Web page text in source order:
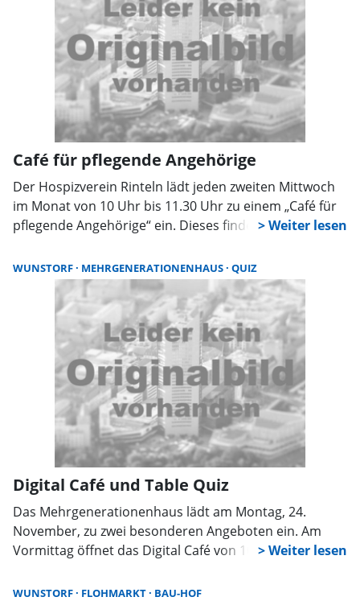
Café für pflegende Angehörige
Der Hospizverein Rinteln lädt jeden zweiten Mittwoch
im Monat von 10 Uhr bis 11.30 Uhr zu einem „Café für
pflegende Angehörige“ ein. Dieses findet in
Möglichkeit, sich in entspannter Atmosphäre
auszutauschen, neue Kontakte zu knüpfen und
durchzuatmen. Kontakt zu den Koordinatorinnen:
0178/1657501 oder buero@hospizverein-rinteln.de.
WUNSTORF MEHRGENERATIONENHAUS QUIZ
Digital Café und Table Quiz
Das Mehrgenerationenhaus lädt am Montag, 24.
November, zu zwei besonderen Angeboten ein. Am
Vormittag öffnet das Digital Café von 10 bis 12 Uhr
ihres Smartphones kennenlernen und sich mit
WUNSTORF FLOHMARKT BAU-HOF